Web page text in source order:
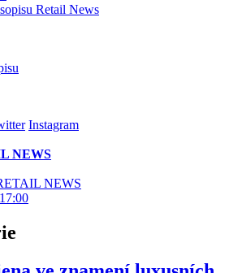
Retail News
Instagram
NEWS
NEWS